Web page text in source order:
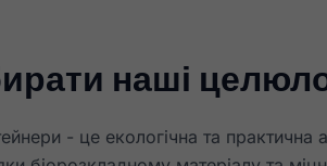
наші
- це екологічна та практична
Необхідно
Ці файли cookie
необов'язковими.